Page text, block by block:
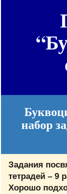
набор
Задания
тетрадей – 9
Хорошо